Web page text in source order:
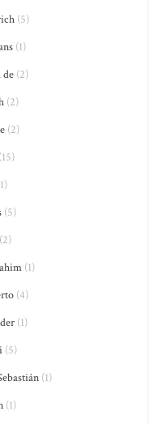
(5)
(1)
de (2)
(2)
(2)
(15)
(5)
(2)
(1)
(4)
(1)
(5)
(1)
(1)